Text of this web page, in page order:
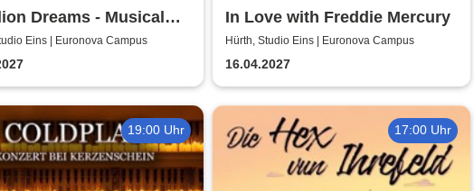
Dreams - Musical
Show
Eins | Euronova Campus
In Love with Freddie Mercury
Hürth, Studio Eins | Euronova Campus
16.04.2027
19:00 Uhr 17:00 Uhr